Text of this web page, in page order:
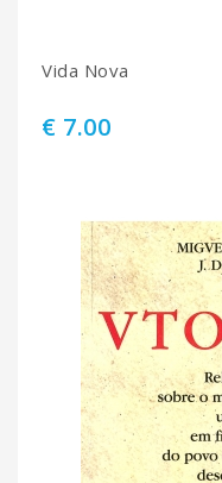
Vida Nova
€ 7.00